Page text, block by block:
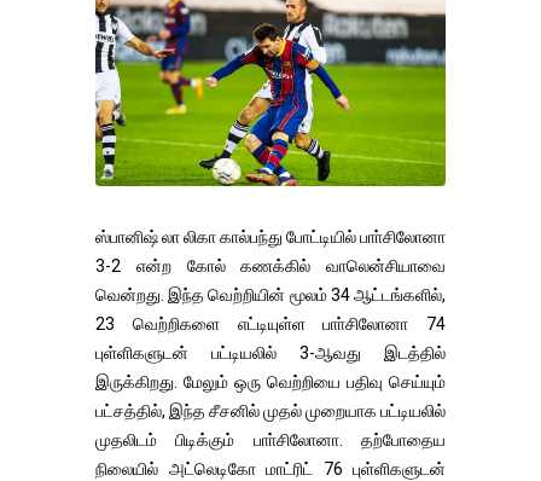
ஸ்பானிஷ் லா லிகா கால்பந்து போட்டியில் பாா்சிலோனா
3-2 என்ற கோல் கணக்கில் வாலென்சியாவை
வென்றது. இந்த வெற்றியின் மூலம் 34 ஆட்டங்களில்,
23 வெற்றிகளை எட்டியுள்ள பாா்சிலோனா 74
புள்ளிகளுடன் பட்டியலில் 3-ஆவது இடத்தில்
இருக்கிறது. மேலும் ஒரு வெற்றியை பதிவு செய்யும்
பட்சத்தில், இந்த சீசனில் முதல் முறையாக பட்டியலில்
முதலிடம் பிடிக்கும் பாா்சிலோனா. தற்போதைய
நிலையில் அட்லெடிகோ மாட்ரிட் 76 புள்ளிகளுடன்